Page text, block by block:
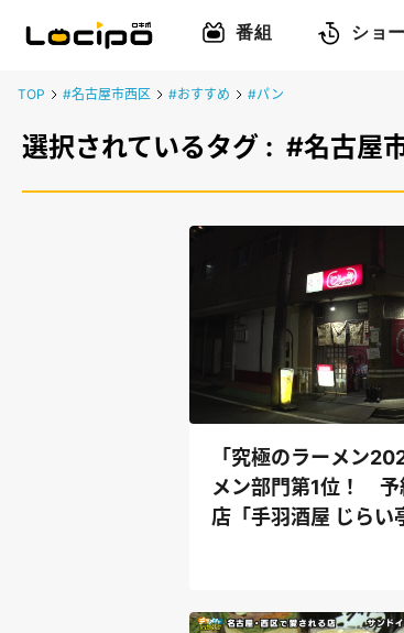
番組 ショ
TOP #名古屋市西区 #おすすめ #パン
選択されているタグ : #名古屋
「究極のラーメン
メン部門第1位！ 予
店「手羽酒屋 じら